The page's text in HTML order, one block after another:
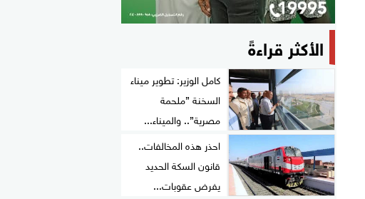
الأكثر قراءةً
كامل الوزير: تطوير ميناء
السخنة ”ملحمة
مصرية”.. والميناء...
احذر هذه المخالفات..
قانون السكة الحديد
يفرض عقوبات...